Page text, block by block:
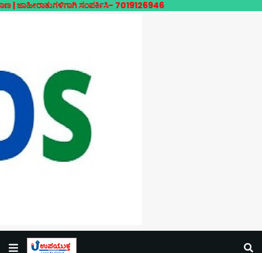
ಸಂಪರ್ಕಿಸಿ- 7019126946